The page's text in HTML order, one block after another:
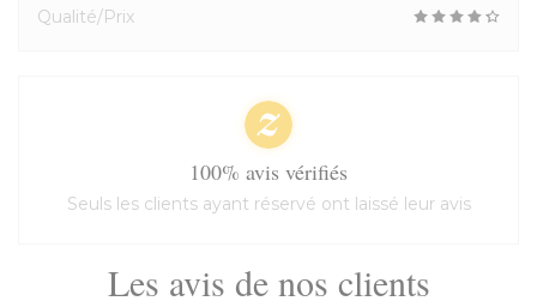
Les avis de nos clients
Qualité/Prix
100% avis vérifiés
Seuls les clients ayant réservé ont laissé leur avis